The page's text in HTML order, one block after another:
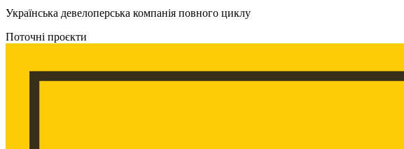
Українська девелоперська компанія повного циклу
Поточні проєкти